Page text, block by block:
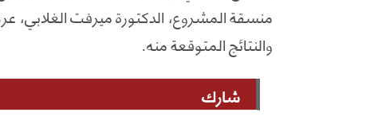
منسقة المشروع، الدكتورة ميرفت الغلابي،
والنتائج المتوقعة منه.
شارك